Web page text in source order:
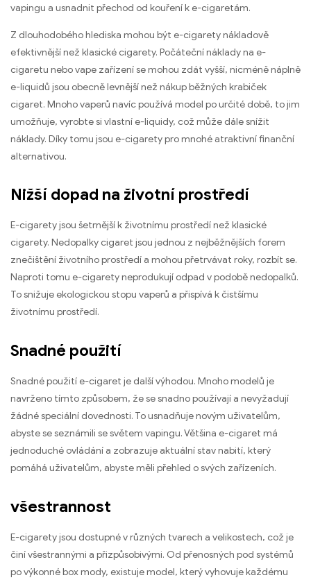
vapingu a usnadnit přechod od kouření k e-cigaretám.
Z dlouhodobého hlediska mohou být e-cigarety nákladově
efektivnější než klasické cigarety. Počáteční náklady na e-
cigaretu nebo vape zařízení se mohou zdát vyšší, nicméně náplně
e-liquidů jsou obecně levnější než nákup běžných krabiček
cigaret. Mnoho vaperů navíc používá model po určité době, to jim
umožňuje, vyrobte si vlastní e-liquidy, což může dále snížit
náklady. Díky tomu jsou e-cigarety pro mnohé atraktivní finanční
alternativou.
Nižší dopad na životní prostředí
E-cigarety jsou šetrnější k životnímu prostředí než klasické
cigarety. Nedopalky cigaret jsou jednou z nejběžnějších forem
znečištění životního prostředí a mohou přetrvávat roky, rozbít se.
Naproti tomu e-cigarety neprodukují odpad v podobě nedopalků.
To snižuje ekologickou stopu vaperů a přispívá k čistšímu
životnímu prostředí.
Snadné použití
Snadné použití e-cigaret je další výhodou. Mnoho modelů je
navrženo tímto způsobem, že se snadno používají a nevyžadují
žádné speciální dovednosti. To usnadňuje novým uživatelům,
abyste se seznámili se světem vapingu. Většina e-cigaret má
jednoduché ovládání a zobrazuje aktuální stav nabití, který
pomáhá uživatelům, abyste měli přehled o svých zařízeních.
všestrannost
E-cigarety jsou dostupné v různých tvarech a velikostech, což je
činí všestrannými a přizpůsobivými. Od přenosných pod systémů
po výkonné box mody, existuje model, který vyhovuje každému